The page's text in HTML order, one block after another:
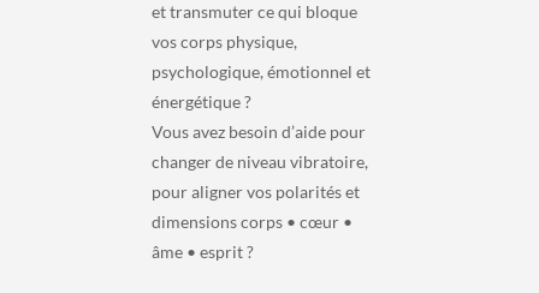
et transmuter ce qui bloque
vos corps physique,
psychologique, émotionnel et
énergétique ?
Vous avez besoin d’aide pour
changer de niveau vibratoire,
pour aligner vos polarités et
dimensions corps • cœur •
âme • esprit ?